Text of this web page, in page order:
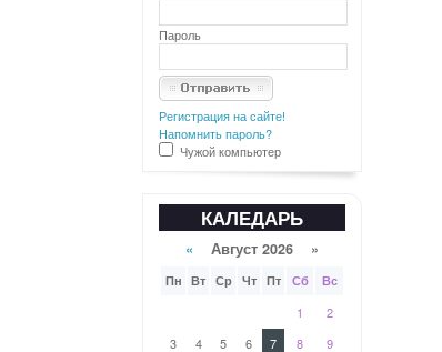
Пароль
Регистрация на сайте!
Напомнить пароль?
Чужой компьютер
КАЛЕДАРЬ
« Август 2026 »
Пн Вт Ср Чт Пт Сб Вс
1
2
3
4 5 6 7 8 9